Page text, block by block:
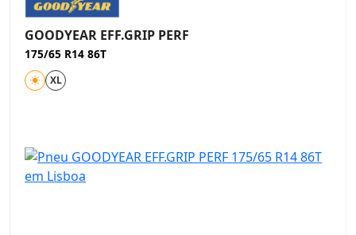
GOODYEAR EFF.GRIP PERF
175/65 R14 86T
XL